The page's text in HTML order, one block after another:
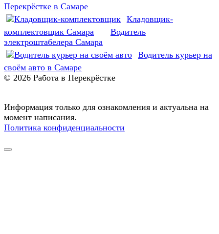
Перекрёстке в Самаре
Кладовщик-
комплектовщик Самара
Водитель
электроштабелера Самара
Водитель курьер на
своём авто в Самаре
© 2026 Работа в Перекрёстке
Информация только для ознакомления и актуальна на
момент написания.
Политика конфиденциальности